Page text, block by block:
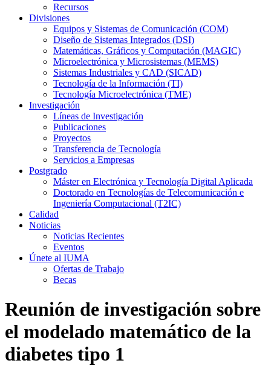
Recursos
Divisiones
Equipos y Sistemas de Comunicación (COM)
Diseño de Sistemas Integrados (DSI)
Matemáticas, Gráficos y Computación (MAGIC)
Microelectrónica y Microsistemas (MEMS)
Sistemas Industriales y CAD (SICAD)
Tecnología de la Información (TI)
Tecnología Microelectrónica (TME)
Investigación
Líneas de Investigación
Publicaciones
Proyectos
Transferencia de Tecnología
Servicios a Empresas
Postgrado
Máster en Electrónica y Tecnología Digital Aplicada
Doctorado en Tecnologías de Telecomunicación e
Ingeniería Computacional (T2IC)
Calidad
Noticias
Noticias Recientes
Eventos
Únete al IUMA
Ofertas de Trabajo
Becas
Reunión de investigación sobre
el modelado matemático de la
diabetes tipo 1